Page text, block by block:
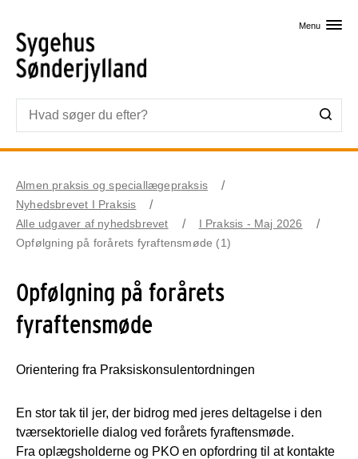
Menu
Almen praksis og speciallægepraksis
Nyhedsbrevet I Praksis
Alle udgaver af nyhedsbrevet
I Praksis - Maj 2026
Opfølgning på forårets fyraftensmøde (1)
Opfølgning på forårets
fyraftensmøde
Orientering fra Praksiskonsulentordningen
En stor tak til jer, der bidrog med jeres deltagelse i den
tværsektorielle dialog ved forårets fyraftensmøde.
Fra oplægsholderne og PKO en opfordring til at kontakte